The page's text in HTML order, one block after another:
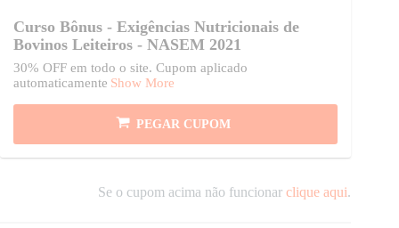
Curso Bônus - Exigências Nutricionais de
Bovinos Leiteiros - NASEM 2021
30% OFF em todo o site. Cupom aplicado
automaticamente Show More
PEGAR CUPOM
Se o cupom acima não funcionarclique aqui.